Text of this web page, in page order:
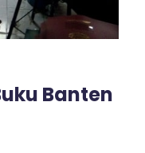
Banten